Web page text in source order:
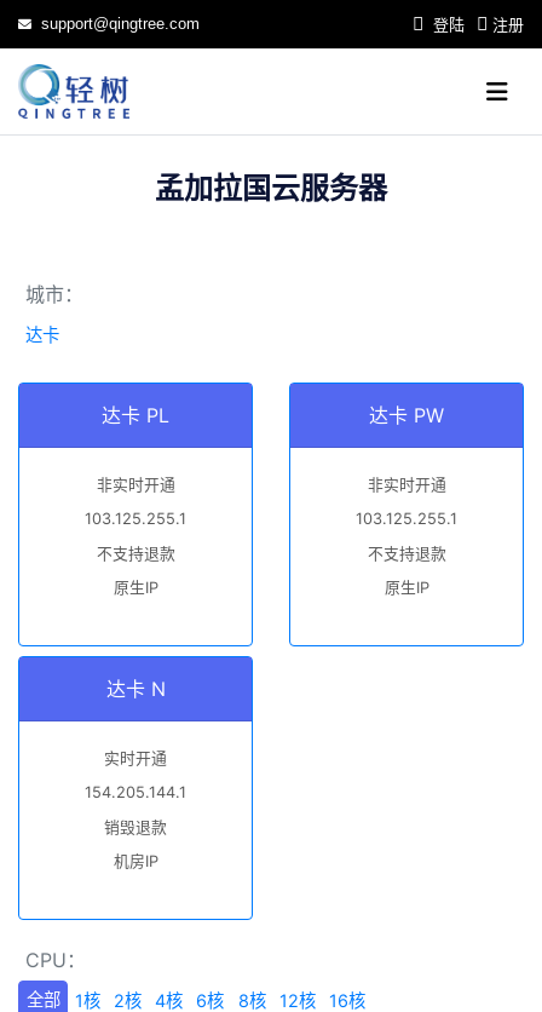
support@qingtree.com 登陆 注册
孟加拉国云服务器
城市：
达卡
达卡 PL
非实时开通
103.125.255.1
不支持退款
原生IP
达卡 PW
非实时开通
103.125.255.1
不支持退款
原生IP
达卡 N
实时开通
154.205.144.1
销毁退款
机房IP
CPU：
全部 1核 2核 4核 6核 8核 12核 16核